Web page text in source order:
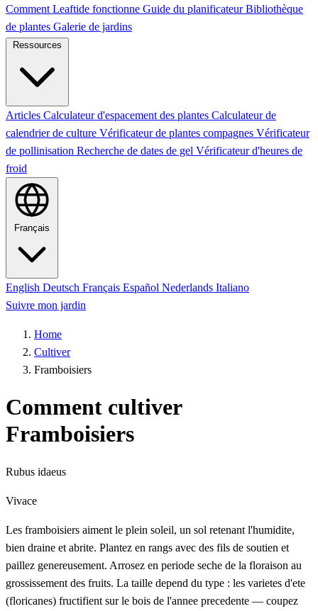
Comment Leaftide fonctionne Guide du planificateurBibliothèque
de plantes Galerie de jardins
Ressources
Articles Calculateur d'espacement des plantes Calculateur de
calendrier de culture Vérificateur de plantes compagnes Vérificateur
de pollinisation Recherche de dates de gel Vérificateur d'heures de
froid
Français
English Deutsch Français Español Nederlands Italiano
Suivre mon jardin
Home
Cultiver
Framboisiers
Comment cultiver
Framboisiers
Rubus idaeus
Vivace
Les framboisiers aiment le plein soleil, un sol retenant l'humidite,
bien draine et abrite. Plantez en rangs avec des fils de soutien et
paillez genereusement. Arrosez en periode seche de la floraison au
grossissement des fruits. La taille depend du type : les varietes d'ete
(floricanes) fructifient sur le bois de l'annee precedente — coupez